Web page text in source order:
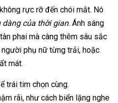
rực rỡ đến chói mắt. Nó
dàng của thời gian. Ánh sáng
phai mà càng thêm sâu sắc
phụ nữ từng trải, hoặc
mát.
trái tim chọn cùng.
rãi, như cách biển lặng nghe